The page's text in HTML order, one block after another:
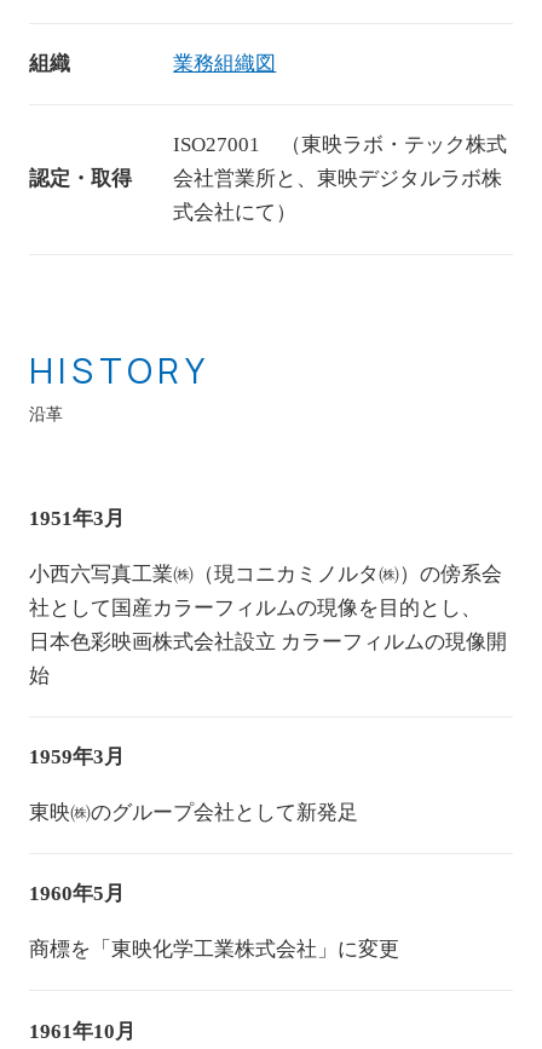
組織 業務組織図
認定・取得
ISO27001 （東映ラボ・テック株式
会社営業所と、東映デジタルラボ株
式会社にて）
HISTORY
沿革
1951年3月
小西六写真工業㈱（現コニカミノルタ㈱）の傍系会
社として国産カラーフィルムの現像を目的とし、
日本色彩映画株式会社設立 カラーフィルムの現像開
始
1959年3月
東映㈱のグループ会社として新発足
1960年5月
商標を「東映化学工業株式会社」に変更
1961年10月